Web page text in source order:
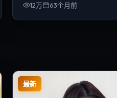
12万 63个月前
最新